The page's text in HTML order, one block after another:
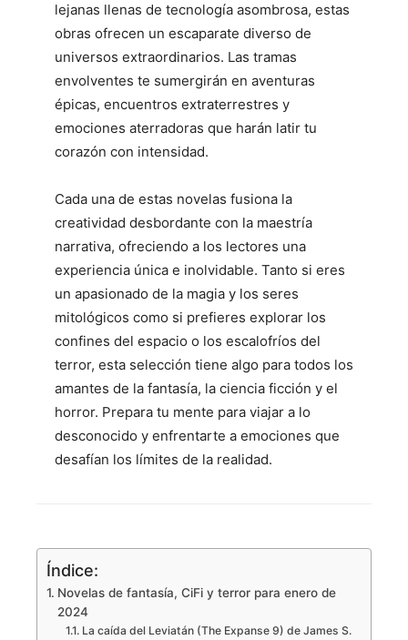
lejanas llenas de tecnología asombrosa, estas
obras ofrecen un escaparate diverso de
universos extraordinarios. Las tramas
envolventes te sumergirán en aventuras
épicas, encuentros extraterrestres y
emociones aterradoras que harán latir tu
corazón con intensidad.
Cada una de estas novelas fusiona la
creatividad desbordante con la maestría
narrativa, ofreciendo a los lectores una
experiencia única e inolvidable. Tanto si eres
un apasionado de la magia y los seres
mitológicos como si prefieres explorar los
confines del espacio o los escalofríos del
terror, esta selección tiene algo para todos los
amantes de la fantasía, la ciencia ficción y el
horror. Prepara tu mente para viajar a lo
desconocido y enfrentarte a emociones que
desafían los límites de la realidad.
Índice:
Novelas de fantasía, CiFi y terror para enero de
2024
La caída del Leviatán (The Expanse 9) de James S.